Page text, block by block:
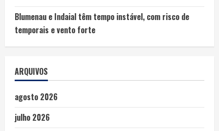
Blumenau e Indaial têm tempo instável, com risco de
temporais e vento forte
ARQUIVOS
agosto 2026
julho 2026